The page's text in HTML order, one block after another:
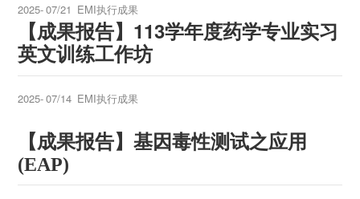
2025-07/21 EMI执行成果
【成果报告】113学年度药学专业实习
英文训练工作坊
2025-07/14 EMI执行成果
【成果报告】基因毒性测试之应用
(EAP)